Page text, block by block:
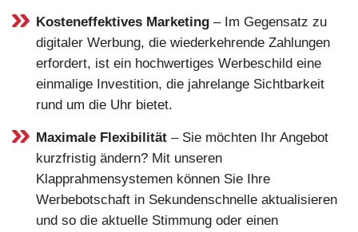
Kosteneffektives Marketing – Im Gegensatz zu
digitaler Werbung, die wiederkehrende Zahlungen
erfordert, ist ein hochwertiges Werbeschild eine
einmalige Investition, die jahrelange Sichtbarkeit
rund um die Uhr bietet.
Maximale Flexibilität – Sie möchten Ihr Angebot
kurzfristig ändern? Mit unseren
Klapprahmensystemen können Sie Ihre
Werbebotschaft in Sekundenschnelle aktualisieren
und so die aktuelle Stimmung oder einen